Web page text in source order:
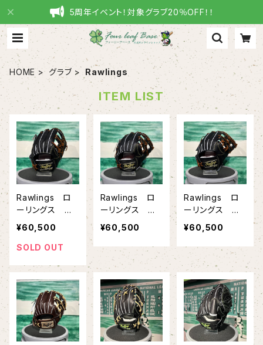
5周年イベント！対象グラブ20％OFF！！
HOME グラブ Rawlings
ITEM LIST
Rawlings ロ
ーリングス 硬
式グラブ 内野
手用 PRO PR
EFERRED -FS
RN54FS ブラ
ック 硬式野
球 硬式グロー
¥60,500
SOLD OUT
Rawlings ロ
ーリングス 硬
式グラブ 内野
手用 PRO PR
EFERRED -FS
Style- GH6P
R935FS ブラ
ック 硬式野
球 硬式グロー
ブ
¥60,500
Rawlings ロ
ーリングス 硬
式グラブ 内野
手用 PRO PR
EFERRED -FS
Style- GH6P
RNP6FS ブラ
ック 硬式野
球 硬式グロー
ブ
¥60,500